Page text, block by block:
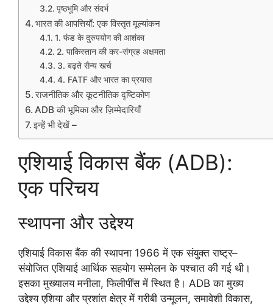
पृष्ठभूमि और संदर्भ
भारत की आपत्तियाँ: एक विस्तृत मूल्यांकन
1. फंड के दुरुपयोग की आशंका
2. पाकिस्तान की कर-संग्रह अक्षमता
3. बढ़ते सैन्य खर्च
4. FATF और भारत का प्रयास
राजनीतिक और कूटनीतिक दृष्टिकोण
ADB की भूमिका और ज़िम्मेदारियाँ
इन्हें भी देखें –
एशियाई विकास बैंक (ADB):
एक परिचय
स्थापना और उद्देश्य
एशियाई विकास बैंक की स्थापना 1966 में एक संयुक्त राष्ट्र–
संयोजित एशियाई आर्थिक सहयोग सम्मेलन के पश्चात की गई थी।
इसका मुख्यालय मनीला, फिलीपींस में स्थित है। ADB का मुख्य
उद्देश्य एशिया और प्रशांत क्षेत्र में गरीबी उन्मूलन, समावेशी विकास,